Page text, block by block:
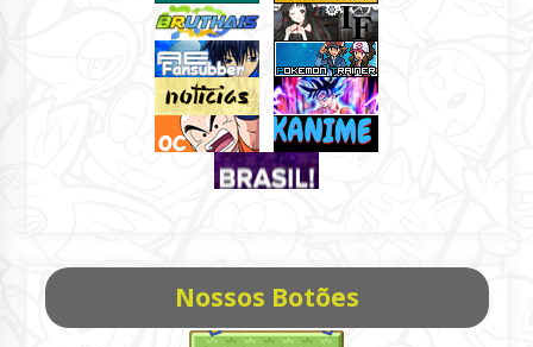
Nossos Botões